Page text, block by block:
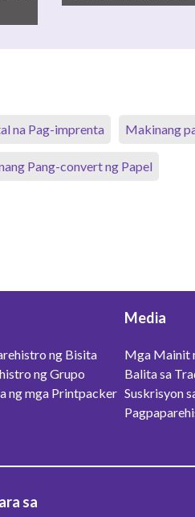
na Pag-imprenta Makinang
Pang-convert ng Papel
ng Bisita
ng Grupo
ng mga Printpacker
Media
Mga Mainit
Balita sa
Suskrisyon
sa